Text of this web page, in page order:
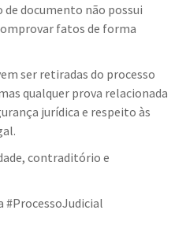
de documento não possui
fatos de forma
ser retiradas do processo
qualquer prova relacionada
jurídica e respeito às
contraditório e
#ProcessoJudicial